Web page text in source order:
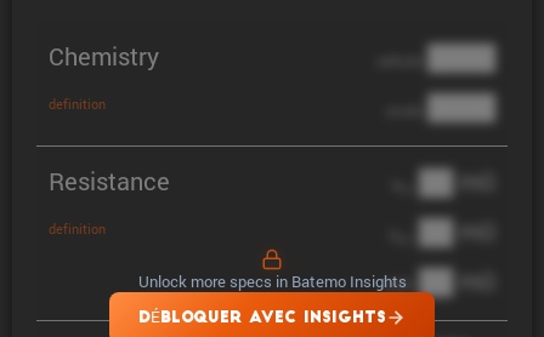
Chemistry
definition
████
████
Resistance
definition
██ mΩ
██ mΩ
DCIR ██ mΩ
Unlock more specs in Batemo Insights
DÉBLOQUER AVEC INSIGHTS